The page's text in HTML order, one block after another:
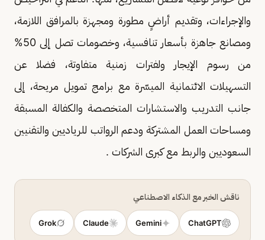
والإجراءات، وتقديم أراضٍ مطورة ومجهزة بالمرافق اللازمة،
ومصانع جاهزة بأسعار تنافسية، وخصومات تصل إلى 50%
من رسوم الإيجار ولفترات زمنية متفاوتة، فضلا عن
التسهيلات الائتمانية الميسّرة مع برامج تمويل مريحة، إلى
جانب التدريب والاستشارات المتخصصة والكفالة المسبقة
ومساحات العمل المشتركة ودعم الرواتب للرياديين والتقنيين
السعوديين والربط مع كبرى الشركات .
ناقش الخبر مع الذكاء الاصطناعي
ChatGPT
Gemini
Claude
Grok